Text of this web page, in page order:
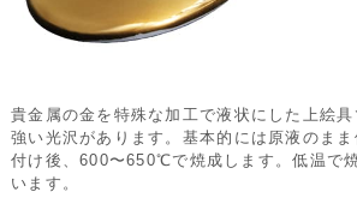
貴金属の金を特殊な加工で液状にした上絵具
強い光沢があります。基本的には原液のま
付け後、600〜650℃で焼成します。低温で
います。